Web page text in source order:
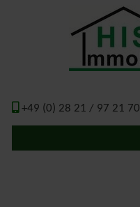
+49 (0) 28 21 / 97 21 70